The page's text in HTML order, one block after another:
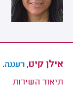
אילן קיט, רעננה.
תיאור השירות